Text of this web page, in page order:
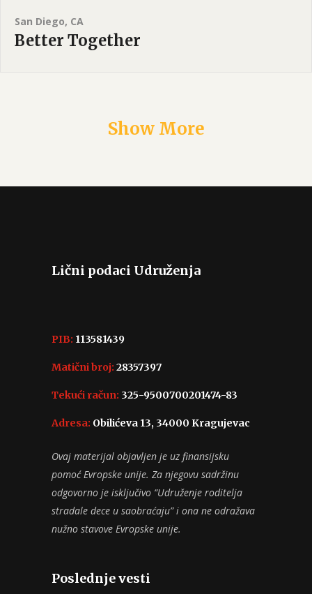
San Diego, CA
Better Together
Show More
Lični podaci Udruženja
PIB: 113581439
Matični broj: 28357397
Tekući račun: 325-9500700201474-83
Adresa: Obilićeva 13, 34000 Kragujevac
Ovaj materijal objavljen je uz finansijsku
pomoć Evropske unije. Za njegovu sadržinu
odgovorno je isključivo “Udruženje roditelja
stradale dece u saobraćaju” i ona ne odražava
nužno stavove Evropske unije.
Poslednje vesti